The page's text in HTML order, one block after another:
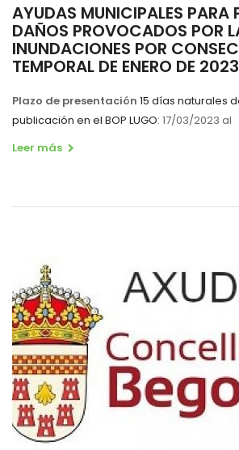
AYUDAS MUNICIPALES PARA
DAÑOS PROVOCADOS POR
INUNDACIONES POR
TEMPORAL DE ENERO DE 2023
Plazo de presentación 15 días naturales
publicación en el BOP LUGO: 17/03/2023 al
Leer más